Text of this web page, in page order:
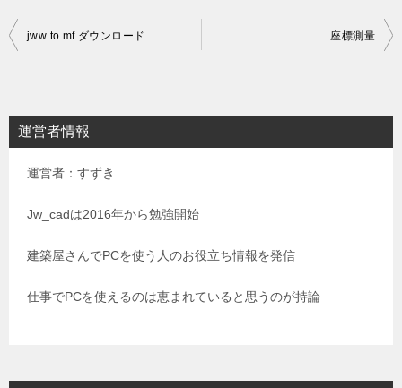
投
ビ
ゲ
jww to mf ダウンロード 座標測量
運営者情報
運営者：すずき
Jw_cadは2016年から勉強開始
建築屋さんでPCを使う人のお役立ち情報を発信
仕事でPCを使えるのは恵まれていると思うのが持論